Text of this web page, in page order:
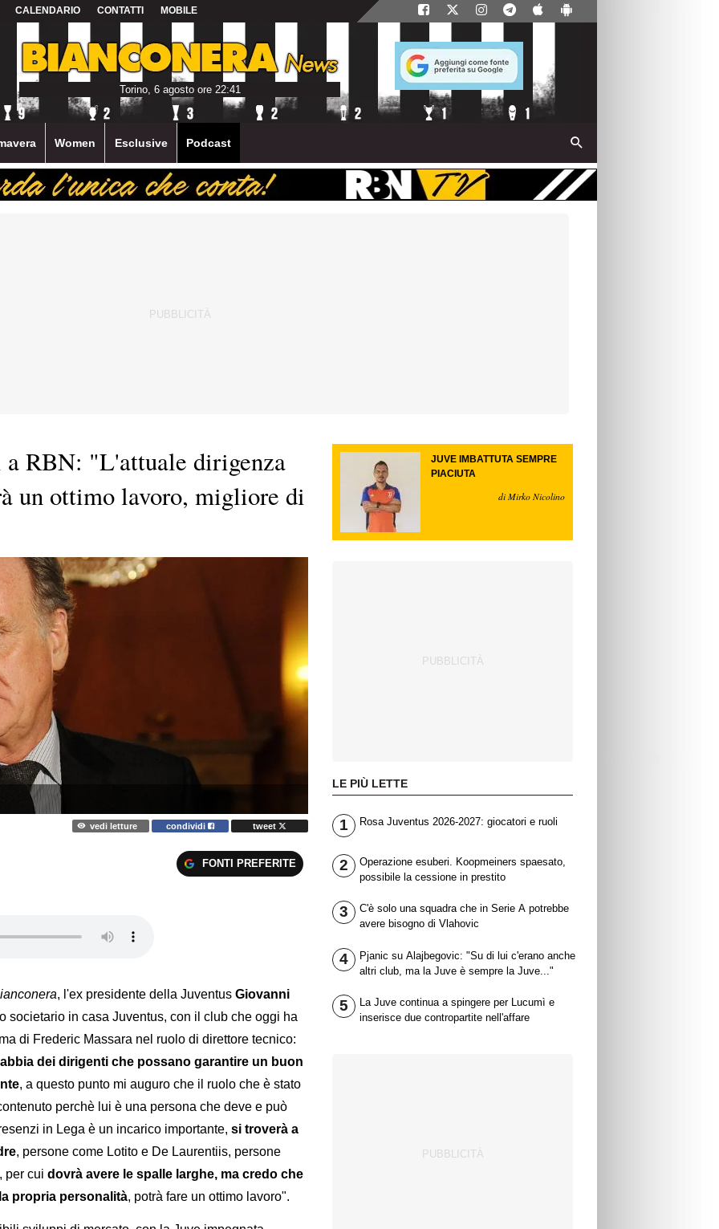
CALENDARIO CONTATTI MOBILE
Torino, 6 agosto ore 22:41
Women Esclusive Podcast
RBN: "L'attuale dirigenza
un ottimo lavoro, migliore di
vedi letture condividi tweet
FONTI PREFERITE
, l'ex presidente della Juventus Giovanni
societario in casa Juventus, con il club che oggi ha
di Frederic Massara nel ruolo di direttore tecnico:
dei dirigenti che possano garantire un buon
, a questo punto mi auguro che il ruolo che è stato
perchè lui è una persona che deve e può
in Lega è un incarico importante, si troverà a
, persone come Lotito e De Laurentiis, persone
per cui dovrà avere le spalle larghe, ma credo che
propria personalità, potrà fare un ottimo lavoro".
JUVE IMBATTUTA SEMPRE
PIACIUTA
di Mirko Nicolino
LE PIÙ LETTE
1 Rosa Juventus 2026-2027: giocatori e ruoli
2
Operazione esuberi. Koopmeiners spaesato,
possibile la cessione in prestito
3
C'è solo una squadra che in Serie A potrebbe
avere bisogno di Vlahovic
4
Pjanic su Alajbegovic: "Su di lui c'erano anche
altri club, ma la Juve è sempre la Juve..."
5
La Juve continua a spingere per Lucumì e
inserisce due contropartite nell'affare